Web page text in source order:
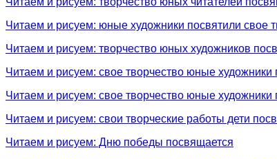
Читаем и рисуем: юные художники посвятили свое
Читаем и рисуем: творчество юных художников
Читаем и рисуем: свое творчество юные
Читаем и рисуем: свое творчество юные художники
Читаем и рисуем: свои творческие работы дети
Читаем и рисуем: Дню победы посвящается